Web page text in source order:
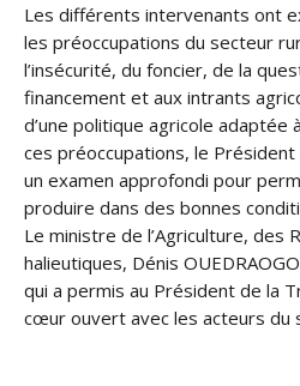
Les différents intervenants ont
les préoccupations du secteur
l’insécurité, du foncier, de la
financement et aux intrants
d’une politique agricole adaptée
ces préoccupations, le
un examen approfondi pour
produire dans des bonnes
Le ministre de l’Agriculture, des
halieutiques, Dénis
qui a permis au Président de la
cœur ouvert avec les acteurs du